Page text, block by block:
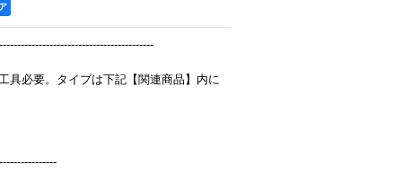
具必要。タイプは下記【関連商品】内に